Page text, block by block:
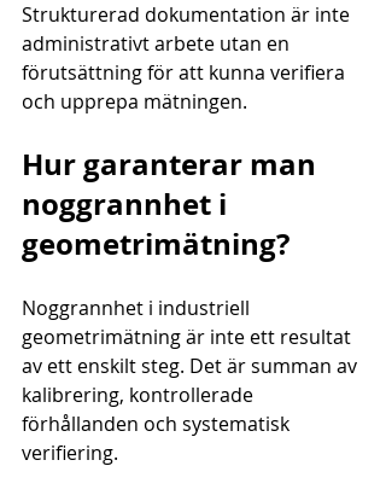
Strukturerad dokumentation är inte
administrativt arbete utan en
förutsättning för att kunna verifiera
och upprepa mätningen.
Hur garanterar man
noggrannhet i
geometrimätning?
Noggrannhet i industriell
geometrimätning är inte ett resultat
av ett enskilt steg. Det är summan av
kalibrering, kontrollerade
förhållanden och systematisk
verifiering.